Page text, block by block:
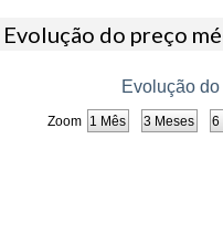
Evolução do preço
Zoom
Evolução
1 Mês 3 Meses 6